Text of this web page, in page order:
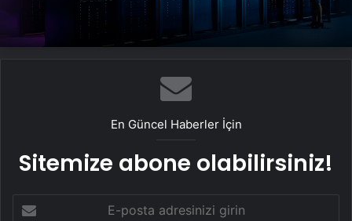
En Güncel Haberler İçin
Sitemize abone olabilirsiniz!
posta